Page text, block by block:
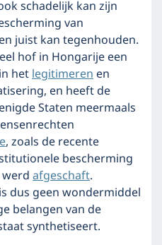
schadelijk kan zijn
van
juist kan tegenhouden.
hof in Hongarije een
hetlegitimerenen
en heeft de
Staten meermaals
, zoals de recente
bescherming
afgeschaft.
dus geen wondermiddel
belangen van de
synthetiseert.